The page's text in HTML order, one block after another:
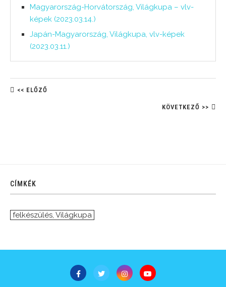
Magyarország-Horvátország, Világkupa – vlv-
képek (2023.03.14.)
Japán-Magyarország, Világkupa, vlv-képek
(2023.03.11.)
<< ELŐZŐ
KÖVETKEZŐ >>
CÍMKÉK
felkészülés, Világkupa